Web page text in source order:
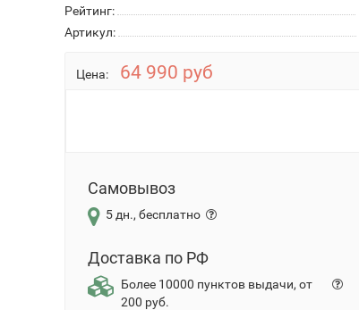
Рейтинг:
Артикул:
Цена: 64 990 руб
Самовывоз
5 дн., бесплатно
Доставка по РФ
Более 10000 пунктов выдачи, от
200 руб.